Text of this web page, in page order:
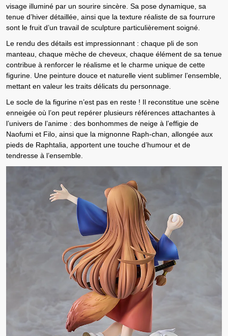
visage illuminé par un sourire sincère. Sa pose dynamique , sa
tenue d’hiver détaillée , ainsi que la texture réaliste de sa fourrure
sont le fruit d’un travail de sculpture particulièrement soigné.
Le rendu des détails est impressionnant : chaque pli de son
manteau, chaque mèche de cheveux, chaque élément de sa tenue
contribue à renforcer le réalisme et le charme unique de cette
figurine . Une peinture douce et naturelle vient sublimer l’ensemble,
mettant en valeur les traits délicats du personnage.
Le socle de la figurine n’est pas en reste ! Il reconstitue une scène
enneigée où l’on peut repérer plusieurs références attachantes à
l’univers de l’anime : des bonhommes de neige à l’effigie de
Naofumi et Filo , ainsi que la mignonne Raph-chan , allongée aux
pieds de Raphtalia, apportent une touche d’humour et de
tendresse à l’ensemble.